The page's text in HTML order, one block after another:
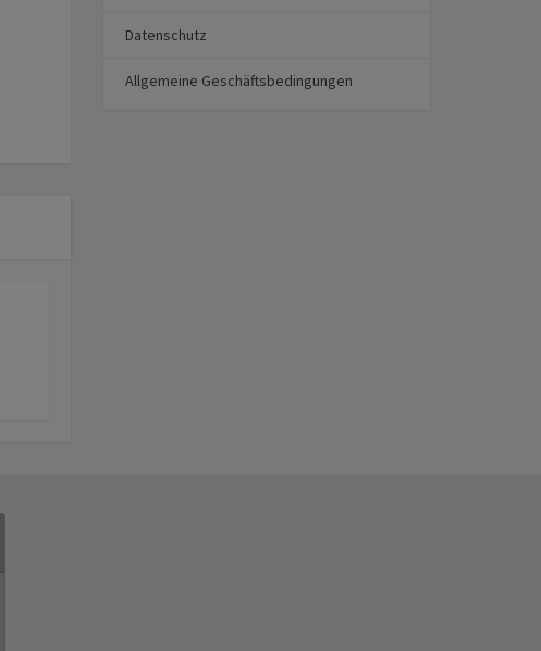
Datenschutz
Allgemeine Geschäftsbedingungen